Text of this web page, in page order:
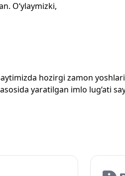
O‘ylaymizki,
hozirgi zamon
yaratilgan imlo lug‘ati